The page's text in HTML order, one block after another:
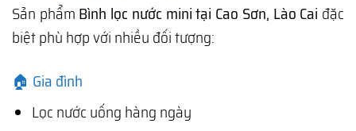
Sản phẩm Bình lọc nước mini tại Cao Sơn, Lào Cai đặc
biệt phù hợp với nhiều đối tượng:
🏠 Gia đình
Lọc nước uống hàng ngày